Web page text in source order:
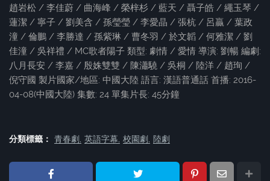
趙岩松 / 李佳蔚 / 曲海峰 / 榮梓杉 / 藍天 / 聶子皓 / 繩玉琴 /
蓮潔 / 寧子 / 劉美含 / 孫瑩瑩 / 李愛晶 / 張杭 / 呂贏 / 葉政
潼 / 倫鵬 / 李勝達 / 孫紫琳 / 曹冬羽 / 於文韜 / 何雅潔 / 劉
佳潼 / 吳祥禮 / MC歌者陽子 類型: 劇情 / 愛情 導演: 劉暢 編劇:
八月長安 / 李嘉 / 殷姝雙雙 / 陳瀟驍 / 吳桐 / 陸洋 / 趙珣 /
倪守國 製片國家/地區: 中國大陸 語言: 漢語普通話 首播: 2016-
04-08(中國大陸) 集數: 24 單集片長: 45分鐘
分類標籤： 青春劇 英語字幕 校園劇 陸劇